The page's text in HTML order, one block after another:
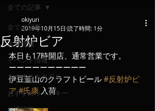
全ての記事
入荷情報
イベント情報
おすすめカクテル
おすすめウィスキー
全ての記事
反射炉ビア
okiyuri
2019年10月15日 読了時間: 1分
本日も17時開店、通常営業です。
ーーーーーーーーーー
伊豆韮山のクラフトビール #反射炉ビ
ア#氏康 入荷